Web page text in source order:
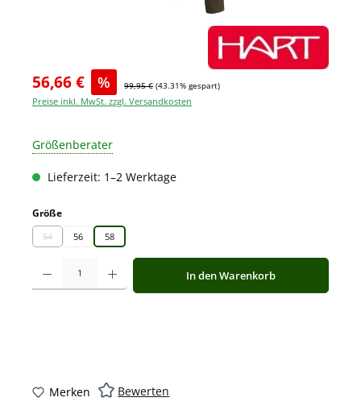
56,66 € % 99,95 € (43.31% gespart)
Preise inkl. MwSt. zzgl. Versandkosten
Größenberater
Lieferzeit: 1–2 Werktage
Größeauswählen
54
(Diese Option ist zurzeit nicht verfügbar.)
56 58
Produkt Anzahl: Gib den gewünschten Wert ein oder benutze die
In den Warenkorb
Merken Bewerten